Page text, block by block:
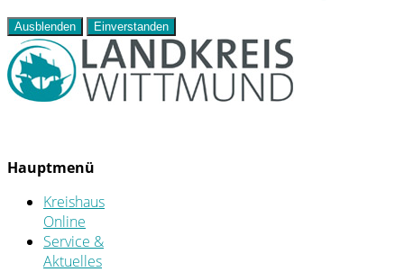
Ausblenden Einverstanden
Hauptmenü
Kreishaus
Online
Service &
Aktuelles